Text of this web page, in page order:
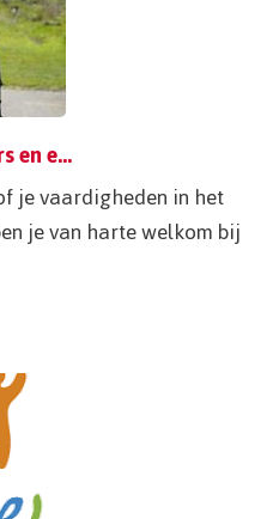
Fietslessen voor bewoners en externen
je vaardigheden in het
je van harte welkom bij